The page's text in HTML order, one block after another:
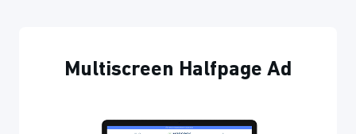
Multiscreen Halfpage Ad